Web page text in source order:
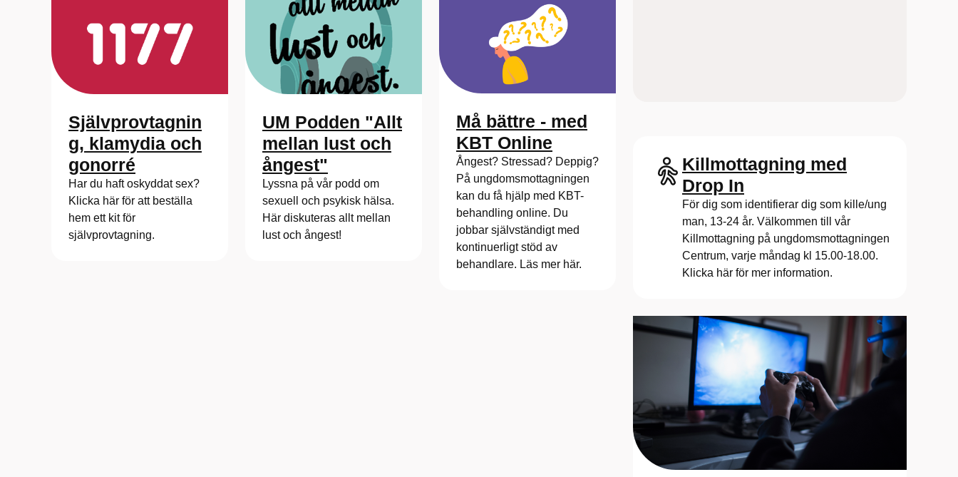
Självprovtagnin
g, klamydia och
gonorré
Har du haft oskyddat sex?
Klicka här för att beställa
hem ett kit för
självprovtagning.
UM Podden "Allt
mellan lust och
ångest"
Lyssna på vår podd om
sexuell och psykisk hälsa.
Här diskuteras allt mellan
lust och ångest!
Må bättre - med
KBT Online
Ångest? Stressad? Deppig?
På ungdomsmottagningen
kan du få hjälp med KBT-
behandling online. Du
jobbar självständigt med
kontinuerligt stöd av
behandlare. Läs mer här.
fysisk mottagning
Killmottagning med
Drop In
För dig som identifierar dig som kille/ung
man, 13-24 år. Välkommen till vår
Killmottagning på ungdomsmottagningen
Centrum, varje måndag kl 15.00-18.00.
Klicka här för mer information.